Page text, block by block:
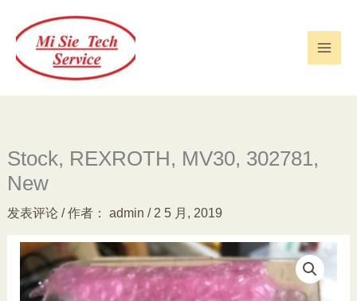
Stock, REXROTH, MV30, 302781,
New
发表评论 / 作者： admin / 2 5 月, 2019